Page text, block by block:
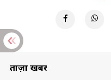
ताज़ा खबरें